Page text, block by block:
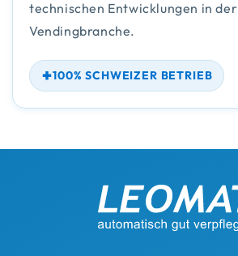
technischen Entwicklungen in der
Vendingbranche.
100% SCHWEIZER BETRIEB